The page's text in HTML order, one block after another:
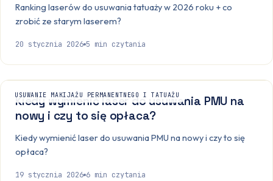
Ranking laserów do usuwania tatuaży w 2026 roku + co
zrobić ze starym laserem?
20 stycznia 2026 5 min czytania
USUWANIE MAKIJAŻU PERMANENTNEGO I TATUAŻU
Kiedy wymienić laser do usuwania PMU na
nowy i czy to się opłaca?
Kiedy wymienić laser do usuwania PMU na nowy i czy to się
opłaca?
19 stycznia 2026 6 min czytania